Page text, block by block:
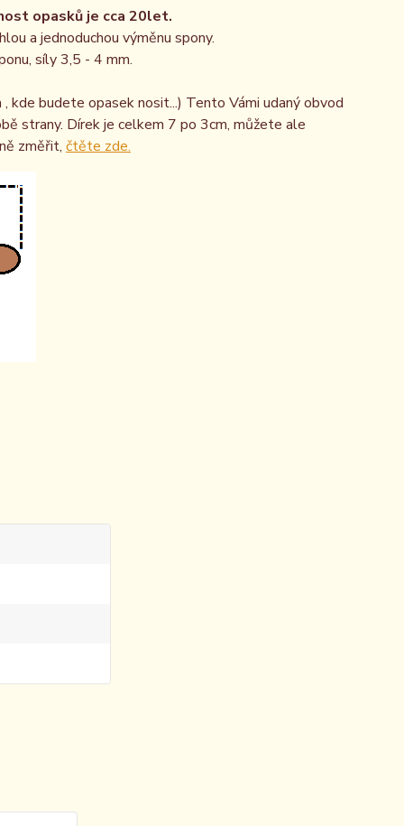
opasků je cca 20let.
a jednoduchou výměnu spony.
síly 3,5 - 4 mm.
kde budete opasek nosit...) Tento Vámi udaný obvod
strany. Dírek je celkem 7 po 3cm, můžete ale
změřit, čtěte zde.